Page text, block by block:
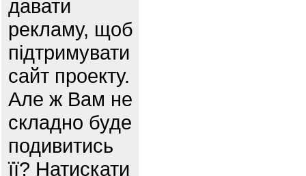
давати
рекламу, щоб
підтримувати
сайт проекту.
Але ж Вам не
складно буде
подивитись
її? Натискати